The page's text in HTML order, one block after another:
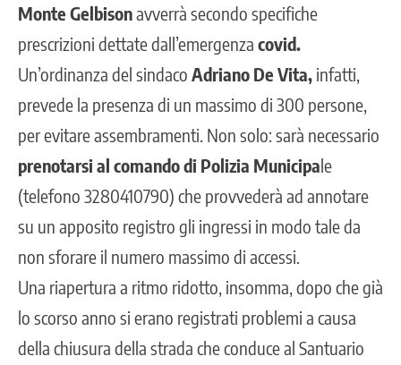
Monte Gelbisonavverrà secondo specifiche
prescrizioni dettate dall’emergenza covid.
Un’ordinanza del sindaco Adriano De Vita, infatti,
prevede la presenza di un massimo di 300 persone,
per evitare assembramenti. Non solo: sarà necessario
prenotarsi al comando di Polizia Municipale
(telefono 3280410790) che provvederà ad annotare
su un apposito registro gli ingressi in modo tale da
non sforare il numero massimo di accessi.
Una riapertura a ritmo ridotto, insomma, dopo che già
lo scorso anno si erano registrati problemi a causa
della chiusura della strada che conduce al Santuario